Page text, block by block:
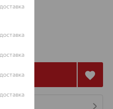
доставка
доставка
доставка
доставка
доставка